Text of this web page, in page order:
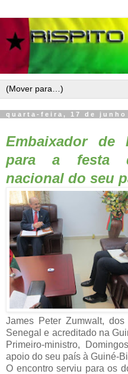
quarta-feira, 17 de junho
Embaixador de
para a festa
nacional do seu
James Peter Zumwalt,
Senegal e acreditado na
Primeiro-ministro,
apoio do seu país à Guiné-
O encontro serviu para os